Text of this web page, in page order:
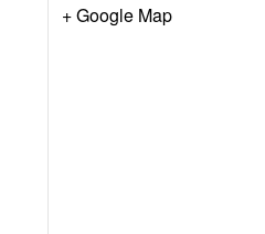
+ Google Map